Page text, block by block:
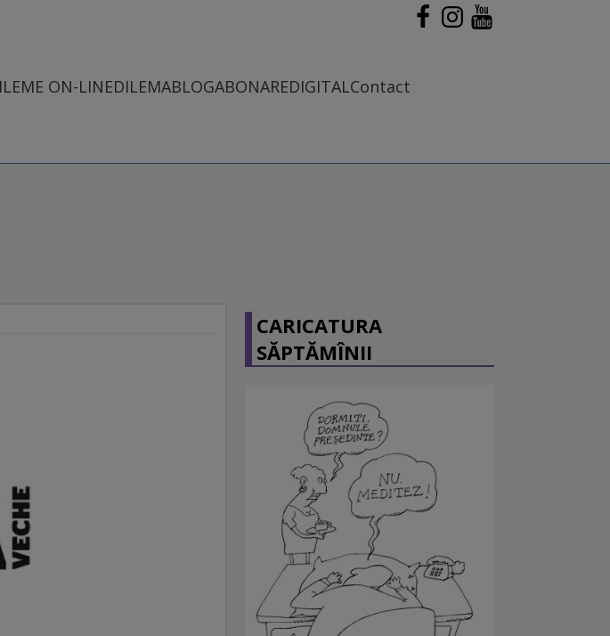
ON-LINEDILEMABLOGABONAREDIGITALContact
CARICATURA
SĂPTĂMÎNII